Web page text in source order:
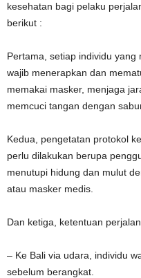
kesehatan bagi pelaku
berikut :
Pertama, setiap individu
wajib menerapkan dan
memakai masker, menjaga
memcuci tangan dengan
Kedua, pengetatan protokol
perlu dilakukan berupa
menutupi hidung dan mulut
atau masker medis.
Dan ketiga, ketentuan
– Ke Bali via udara, individu
sebelum berangkat.